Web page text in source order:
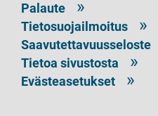
Palaute
Tietosuojailmoitus
Saavutettavuusseloste
Tietoa sivustosta
Evästeasetukset